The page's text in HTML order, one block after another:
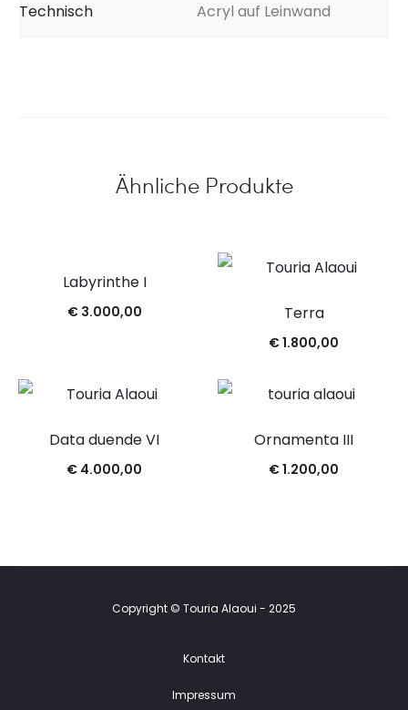
Technisch Acryl auf Leinwand
Ähnliche Produkte
Labyrinthe I
€3.000,00 Terra
€1.800,00
Data duende VI
€ 4.000,00
Ornamenta III
€1.200,00
Copyright © Touria Alaoui - 2025
Kontakt
Impressum